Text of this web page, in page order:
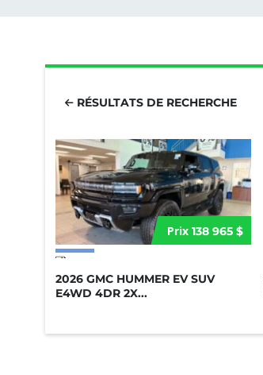
RÉSULTATS DE RECHERCHE
17 more photos
Prix 138 965 $
2026 GMC HUMMER EV SUV
E4WD 4DR 2X...